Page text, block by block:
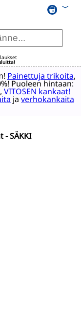
﹀
Painettuja trikoita,
Puoleen hintaan:
, VITOSEN kankaat!
javerhokankaita
SÄKKI